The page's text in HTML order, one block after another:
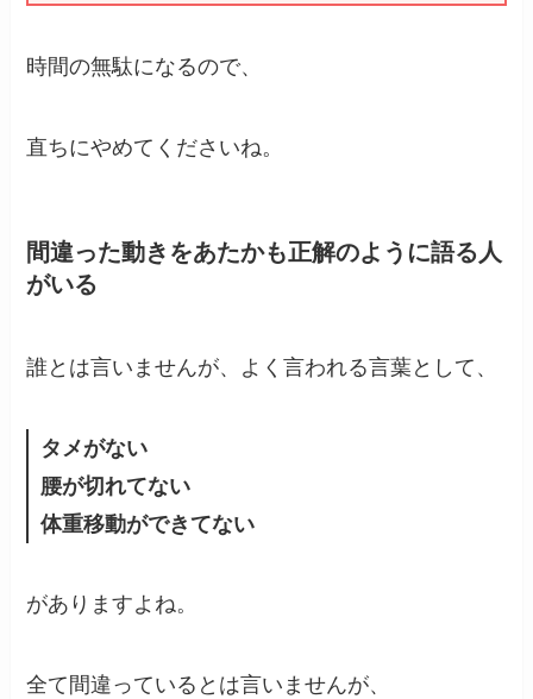
時間の無駄になるので、
直ちにやめてくださいね。
間違った動きをあたかも正解のように語る人
がいる
誰とは言いませんが、よく言われる言葉として、
タメがない
腰が切れてない
体重移動ができてない
がありますよね。
全て間違っているとは言いませんが、